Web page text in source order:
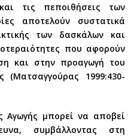
τις πεποιθήσεις των
αποτελούν συστατικά
των δασκάλων και
που αφορούν
και στην προαγωγή του
(Ματσαγγούρας 1999:430-
Αγωγής μπορεί να αποβεί
συμβάλλοντας στη